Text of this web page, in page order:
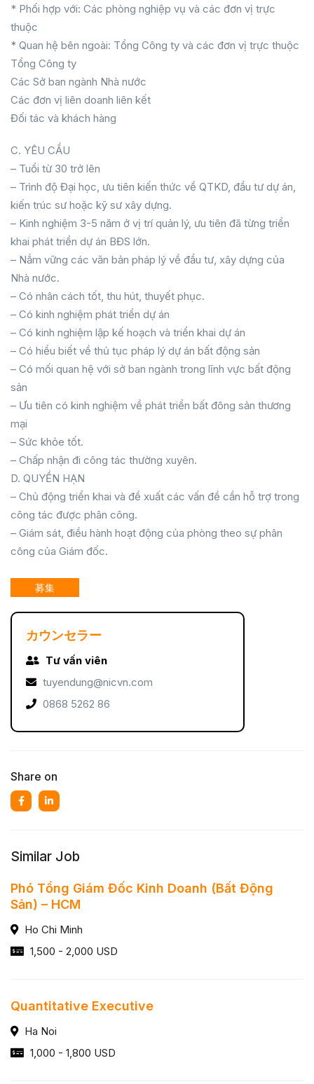
* Phối hợp với: Các phòng nghiệp vụ và các đơn vị trực
thuộc
* Quan hệ bên ngoài: Tổng Công ty và các đơn vị trực thuộc
Tổng Công ty
Các Sở ban ngành Nhà nước
Các đơn vị liên doanh liên kết
Đối tác và khách hàng
C. YÊU CẦU
– Tuổi từ 30 trở lên
– Trình độ Đại học, ưu tiên kiến thức về QTKD, đầu tư dự án,
kiến trúc sư hoặc kỹ sư xây dựng.
– Kinh nghiệm 3-5 năm ở vị trí quản lý, ưu tiên đã từng triển
khai phát triển dự án BĐS lớn.
– Nắm vững các văn bản pháp lý về đầu tư, xây dựng của
Nhà nước.
– Có nhân cách tốt, thu hút, thuyết phục.
– Có kinh nghiệm phát triển dự án
– Có kinh nghiệm lập kế hoạch và triển khai dự án
– Có hiểu biết về thủ tục pháp lý dự án bất động sản
– Có mối quan hệ với sở ban ngành trong lĩnh vực bất động
sản
– Ưu tiên có kinh nghiệm về phát triển bất đông sản thương
mại
– Sức khỏe tốt.
– Chấp nhận đi công tác thường xuyên.
D. QUYỀN HẠN
– Chủ động triển khai và đề xuất các vấn đề cần hỗ trợ trong
công tác được phân công.
– Giám sát, điều hành hoạt động của phòng theo sự phân
công của Giám đốc.
募集
カウンセラー
Tư vấn viên
tuyendung@nicvn.com
0868 5262 86
Share on
Similar Job
Phó Tổng Giám Đốc Kinh Doanh (Bất Động
Sản) – HCM
Ho Chi Minh
1,500 - 2,000 USD
Quantitative Executive
Ha Noi
1,000 - 1,800 USD